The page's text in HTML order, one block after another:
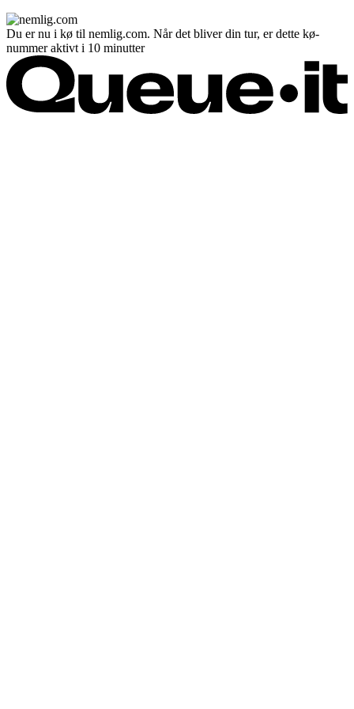
Du er nu i kø til nemlig.com. Når det bliver din tur, er dette kø-
nummer aktivt i 10 minutter